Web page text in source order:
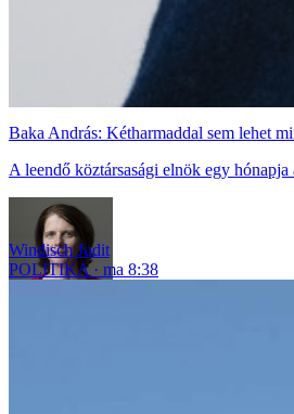
Baka András: Kétharmaddal sem lehet
A leendő köztársasági elnök egy
Windisch Judit
POLITIKA
ma 8:38